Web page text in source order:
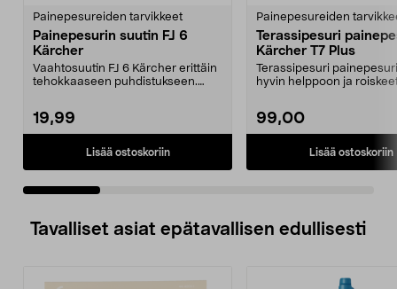
Painepesureiden tarvikkeet
Painepesurin suutin FJ 6
Kärcher
Vaahtosuutin FJ 6 Kärcher erittäin
tehokkaaseen puhdistukseen.
19,99
Lisää ostoskoriin
Painepesureiden
Terassipesuri
Kärcher T7 Plus
Terassipesuri
hyvin helppoon ja
99,00
Lisää ostoskoriin
Tavalliset asiat epätavallisen edullisesti